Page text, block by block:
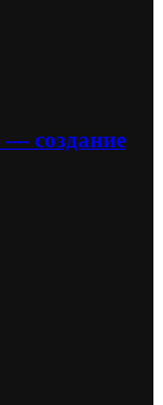
— создание